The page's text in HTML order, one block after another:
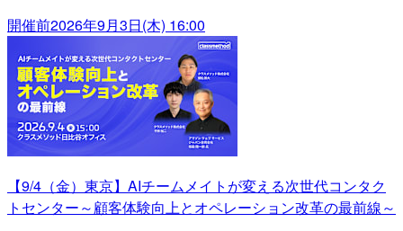
開催前2026年9月3日(木) 16:00
【9/4（金）東京】AIチームメイトが変える次世代コンタク
トセンター～顧客体験向上とオペレーション改革の最前線～